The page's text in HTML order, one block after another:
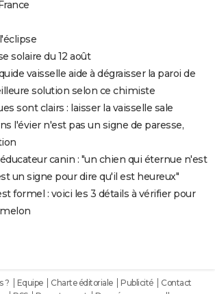
solaire du 12 août
vaisselle aide à dégraisser la paroi de
solution selon ce chimiste
sont clairs : laisser la vaisselle sale
l'évier n'est pas un signe de paresse,
canin : "un chien qui éternue n'est
un signe pour dire qu'il est heureux"
formel : voici les 3 détails à vérifier pour
? Equipe Charte éditoriale Publicité
Contact